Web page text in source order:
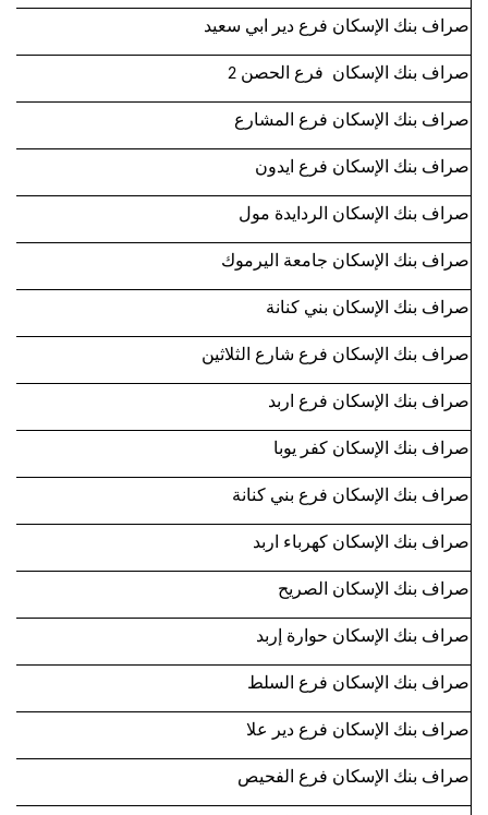
صراف بنك الإسكان فرع دير ابي سعيد
صراف بنك الإسكان فرع الحصن 2
صراف بنك الإسكان فرع المشارع
صراف بنك الإسكان فرع ايدون
صراف بنك الإسكان الردايدة مول
صراف بنك الإسكان جامعة اليرموك
صراف بنك الإسكان بني كنانة
صراف بنك الإسكان فرع شارع الثلاثين
صراف بنك الإسكان فرع اربد
صراف بنك الإسكان كفر يوبا
صراف بنك الإسكان فرع بني كنانة
صراف بنك الإسكان كهرباء اربد
صراف بنك الإسكان الصريح
صراف بنك الإسكان حوارة إربد
صراف بنك الإسكان فرع السلط
صراف بنك الإسكان فرع دير علا
صراف بنك الإسكان فرع الفحيص